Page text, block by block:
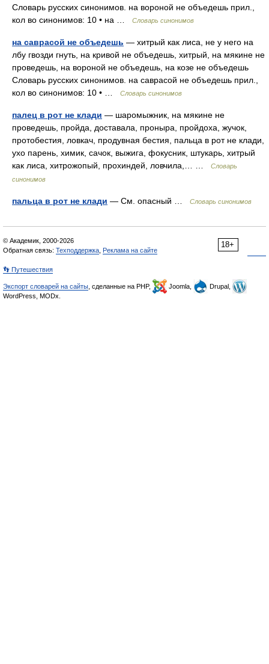
Словарь русских синонимов. на вороной не объедешь прил.,
кол во синонимов: 10 • на …
Словарь синонимов
на саврасой не объедешь — хитрый как лиса, не у него на
лбу гвозди гнуть, на кривой не объедешь, хитрый, на мякине не
проведешь, на вороной не объедешь, на козе не объедешь
Словарь русских синонимов. на саврасой не объедешь прил.,
кол во синонимов: 10 • …
Словарь синонимов
палец в рот не клади — шаромыжник, на мякине не
проведешь, пройда, доставала, проныра, пройдоха, жучок,
протобестия, ловкач, продувная бестия, пальца в рот не клади,
ухо парень, химик, сачок, выжига, фокусник, штукарь, хитрый
как лиса, хитрожопый, прохиндей, ловчила,… …
Словарь
синонимов
пальца в рот не клади — См. опасный … Словарь синонимов
18+
© Академик, 2000-2026
Обратная связь: Техподдержка Реклама на сайте
👣 Путешествия
Экспорт словарей на сайты , сделанные на PHP, Joomla,
Drupal,
WordPress, MODx.